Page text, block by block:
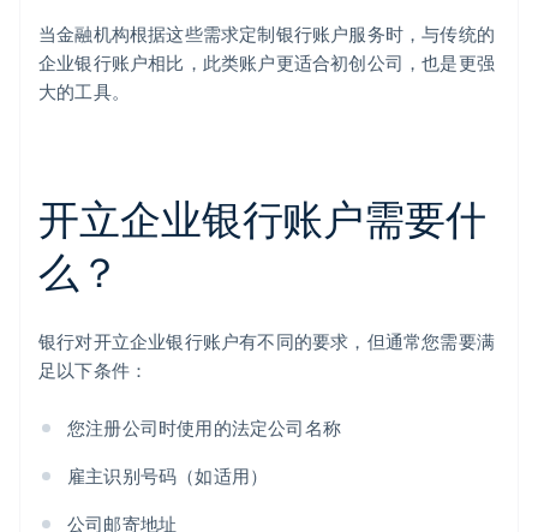
当金融机构根据这些需求定制银行账户服务时，与传统的
企业银行账户相比，此类账户更适合初创公司，也是更强
大的工具。
开立企业银行账户需要什
么？
银行对开立企业银行账户有不同的要求，但通常您需要满
足以下条件：
您注册公司时使用的法定公司名称
雇主识别号码（如适用）
公司邮寄地址